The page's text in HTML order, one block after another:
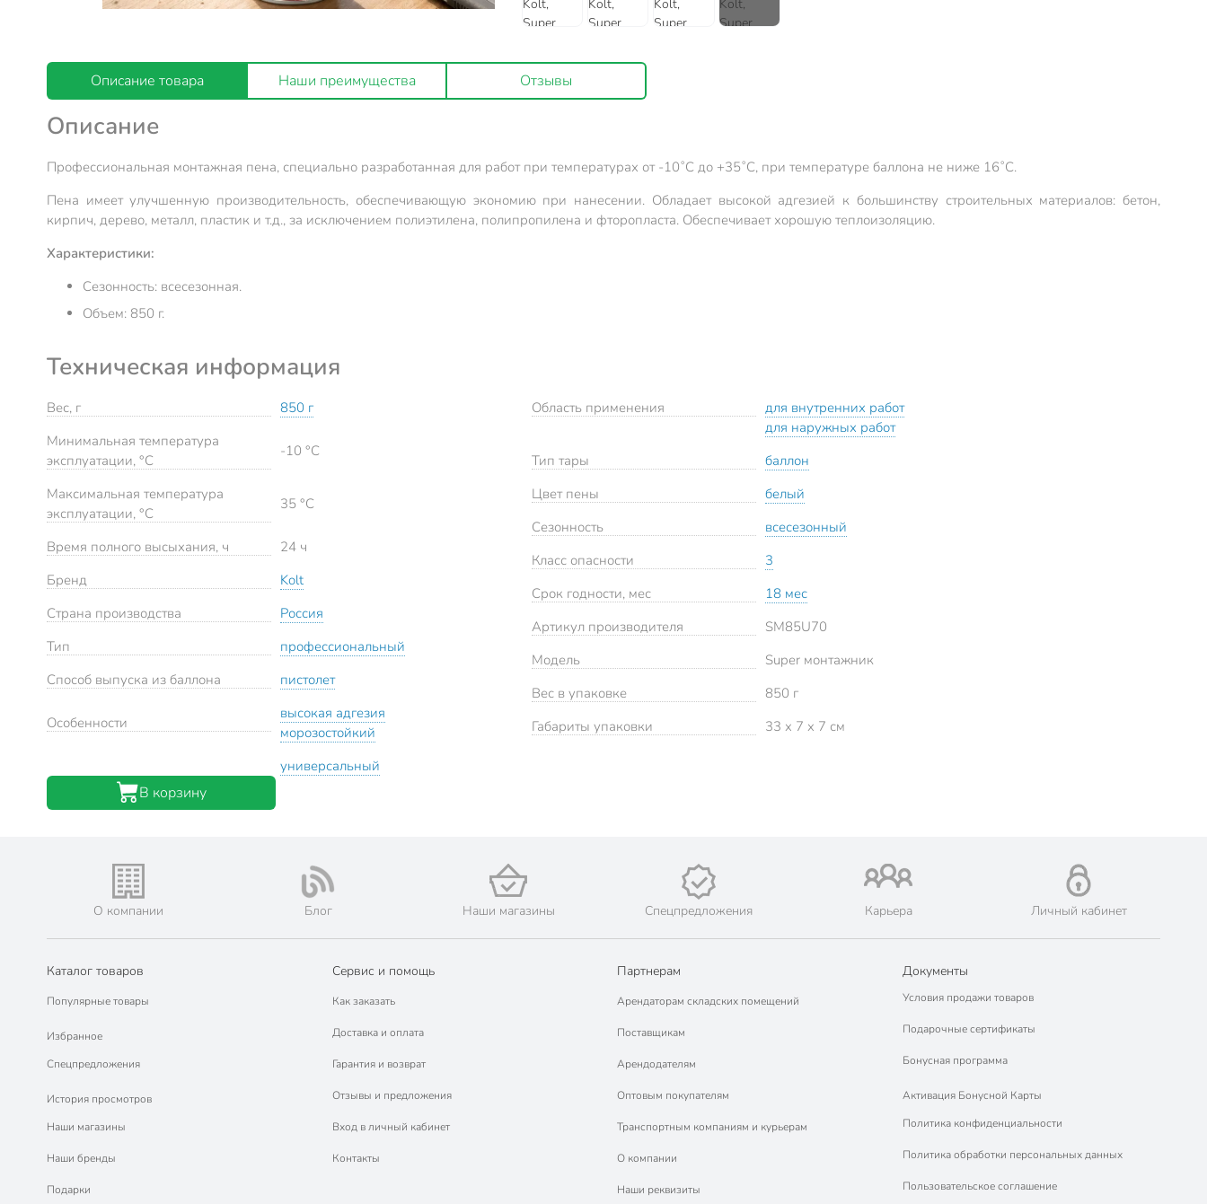
Описание товара Наши преимущества Отзывы
Описание
Профессиональная монтажная пена, специально разработанная для работ при температурах от -10˚С до +35˚С, при температуре баллона не ниже 16˚С.
Пена имеет улучшенную производительность, обеспечивающую экономию при нанесении. Обладает высокой адгезией к большинству строительных материалов: бетон,
кирпич, дерево, металл, пластик и т.д., за исключением полиэтилена, полипропилена и фторопласта. Обеспечивает хорошую теплоизоляцию.
Характеристики:
Сезонность: всесезонная.
Объем: 850 г.
Техническая информация
Вес, г
850 г
Минимальная температура
эксплуатации, °C
-10 °C
Максимальная температура
эксплуатации, °C
35 °C
Время полного высыхания, ч
24 ч
Бренд
Kolt
Страна производства
Россия
Тип
профессиональный
Способ выпуска из баллона
пистолет
Особенности
высокая адгезия
морозостойкий
Область применения
универсальный
для внутренних работ
для наружных работ
Тип тары
баллон
Цвет пены
белый
Сезонность
всесезонный
Класс опасности
3
Срок годности, мес
18 мес
Артикул производителя
SM85U70
Модель
Super монтажник
Вес в упаковке
850 г
Габариты упаковки
33 x 7 x 7 см
В корзину
О компании Блог Наши магазины Спецпредложения Карьера Личный кабинет
Каталог товаров
Популярные товары
Избранное
Спецпредложения
История просмотров
Наши магазины
Наши бренды
Подарки
Сервис и помощь
Как заказать
Доставка и оплата
Гарантия и возврат
Отзывы и предложения
Вход в личный кабинет
Контакты
Партнерам
Арендаторам складских помещений
Поставщикам
Арендодателям
Оптовым покупателям
Транспортным компаниям и курьерам
О компании
Наши реквизиты
Документы
Условия продажи товаров
Подарочные сертификаты
Бонусная программа
Активация Бонусной Карты
Политика конфиденциальности
Политика обработки персональных данных
Пользовательское соглашение